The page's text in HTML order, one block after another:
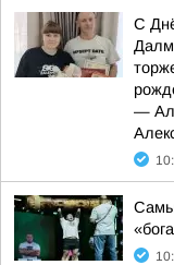
С
—